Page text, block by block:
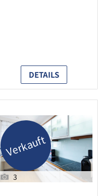
DETAILS
Verkauft
3